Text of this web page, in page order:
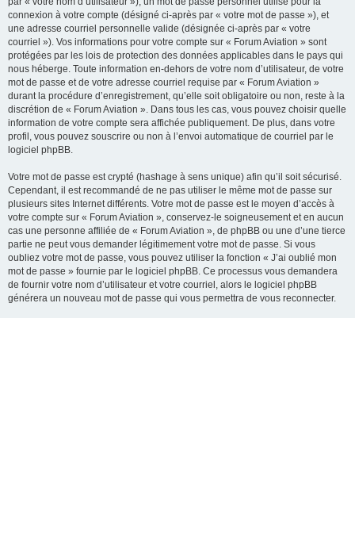
connexion à votre compte (désigné ci-après par « votre mot de passe »), et
une adresse courriel personnelle valide (désignée ci-après par « votre
courriel »). Vos informations pour votre compte sur « Forum Aviation » sont
protégées par les lois de protection des données applicables dans le pays qui
nous héberge. Toute information en-dehors de votre nom d’utilisateur, de votre
mot de passe et de votre adresse courriel requise par « Forum Aviation »
durant la procédure d’enregistrement, qu’elle soit obligatoire ou non, reste à la
discrétion de « Forum Aviation ». Dans tous les cas, vous pouvez choisir quelle
information de votre compte sera affichée publiquement. De plus, dans votre
profil, vous pouvez souscrire ou non à l’envoi automatique de courriel par le
logiciel phpBB.
Votre mot de passe est crypté (hashage à sens unique) afin qu’il soit sécurisé.
Cependant, il est recommandé de ne pas utiliser le même mot de passe sur
plusieurs sites Internet différents. Votre mot de passe est le moyen d’accès à
votre compte sur « Forum Aviation », conservez-le soigneusement et en aucun
cas une personne affiliée de « Forum Aviation », de phpBB ou une d’une tierce
partie ne peut vous demander légitimement votre mot de passe. Si vous
oubliez votre mot de passe, vous pouvez utiliser la fonction « J’ai oublié mon
mot de passe » fournie par le logiciel phpBB. Ce processus vous demandera
de fournir votre nom d’utilisateur et votre courriel, alors le logiciel phpBB
générera un nouveau mot de passe qui vous permettra de vous reconnecter.